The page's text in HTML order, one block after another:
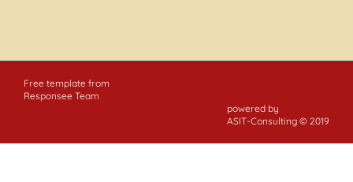
Free template from
Responsee Team
powered by
ASIT-Consulting © 2019